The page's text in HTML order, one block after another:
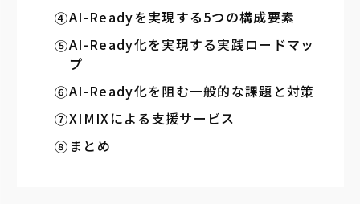
AI-Readyを実現する5つの構成要素
AI-Ready化を実現する実践ロードマッ
プ
AI-Ready化を阻む一般的な課題と対策
XIMIXによる支援サービス
まとめ